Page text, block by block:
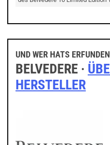
UND WER HATS
BELVEDERE ·
HERSTELLER